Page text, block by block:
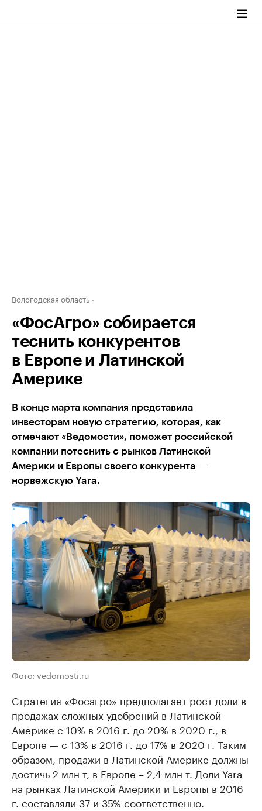
Вологодская область
«ФосАгро» собирается
теснить конкурентов
в Европе и Латинской
Америке
В конце марта компания представила
инвесторам новую стратегию, которая, как
отмечают «Ведомости», поможет российской
компании потеснить с рынков Латинской
Америки и Европы своего конкурента —
норвежскую Yara.
Фото: vedomosti.ru
Стратегия «Фосагро» предполагает рост доли в
продажах сложных удобрений в Латинской
Америке с 10% в 2016 г. до 20% в 2020 г., в
Европе — с 13% в 2016 г. до 17% в 2020 г. Таким
образом, продажи в Латинской Америке должны
достичь 2 млн т, в Европе – 2,4 млн т. Доли Yara
на рынках Латинской Америки и Европы в 2016
г. составляли 37 и 35% соответственно.